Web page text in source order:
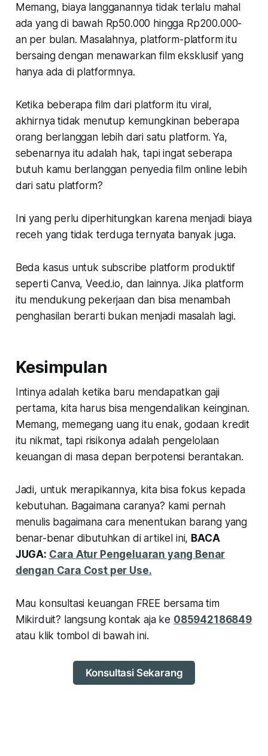
Memang, biaya langganannya tidak terlalu mahal
ada yang di bawah Rp50.000 hingga Rp200.000-
an per bulan. Masalahnya, platform-platform itu
bersaing dengan menawarkan film eksklusif yang
hanya ada di platformnya.
Ketika beberapa film dari platform itu viral,
akhirnya tidak menutup kemungkinan beberapa
orang berlanggan lebih dari satu platform. Ya,
sebenarnya itu adalah hak, tapi ingat seberapa
butuh kamu berlanggan penyedia film online lebih
dari satu platform?
Ini yang perlu diperhitungkan karena menjadi biaya
receh yang tidak terduga ternyata banyak juga.
Beda kasus untuk subscribe platform produktif
seperti Canva, Veed.io, dan lainnya. Jika platform
itu mendukung pekerjaan dan bisa menambah
penghasilan berarti bukan menjadi masalah lagi.
Kesimpulan
Intinya adalah ketika baru mendapatkan gaji
pertama, kita harus bisa mengendalikan keinginan.
Memang, memegang uang itu enak, godaan kredit
itu nikmat, tapi risikonya adalah pengelolaan
keuangan di masa depan berpotensi berantakan.
Jadi, untuk merapikannya, kita bisa fokus kepada
kebutuhan. Bagaimana caranya? kami pernah
menulis bagaimana cara menentukan barang yang
benar-benar dibutuhkan di artikel ini, BACA
JUGA: Cara Atur Pengeluaran yang Benar
dengan Cara Cost per Use.
Mau konsultasi keuangan FREE bersama tim
Mikirduit? langsung kontak aja ke 085942186849
atau klik tombol di bawah ini.
Konsultasi Sekarang